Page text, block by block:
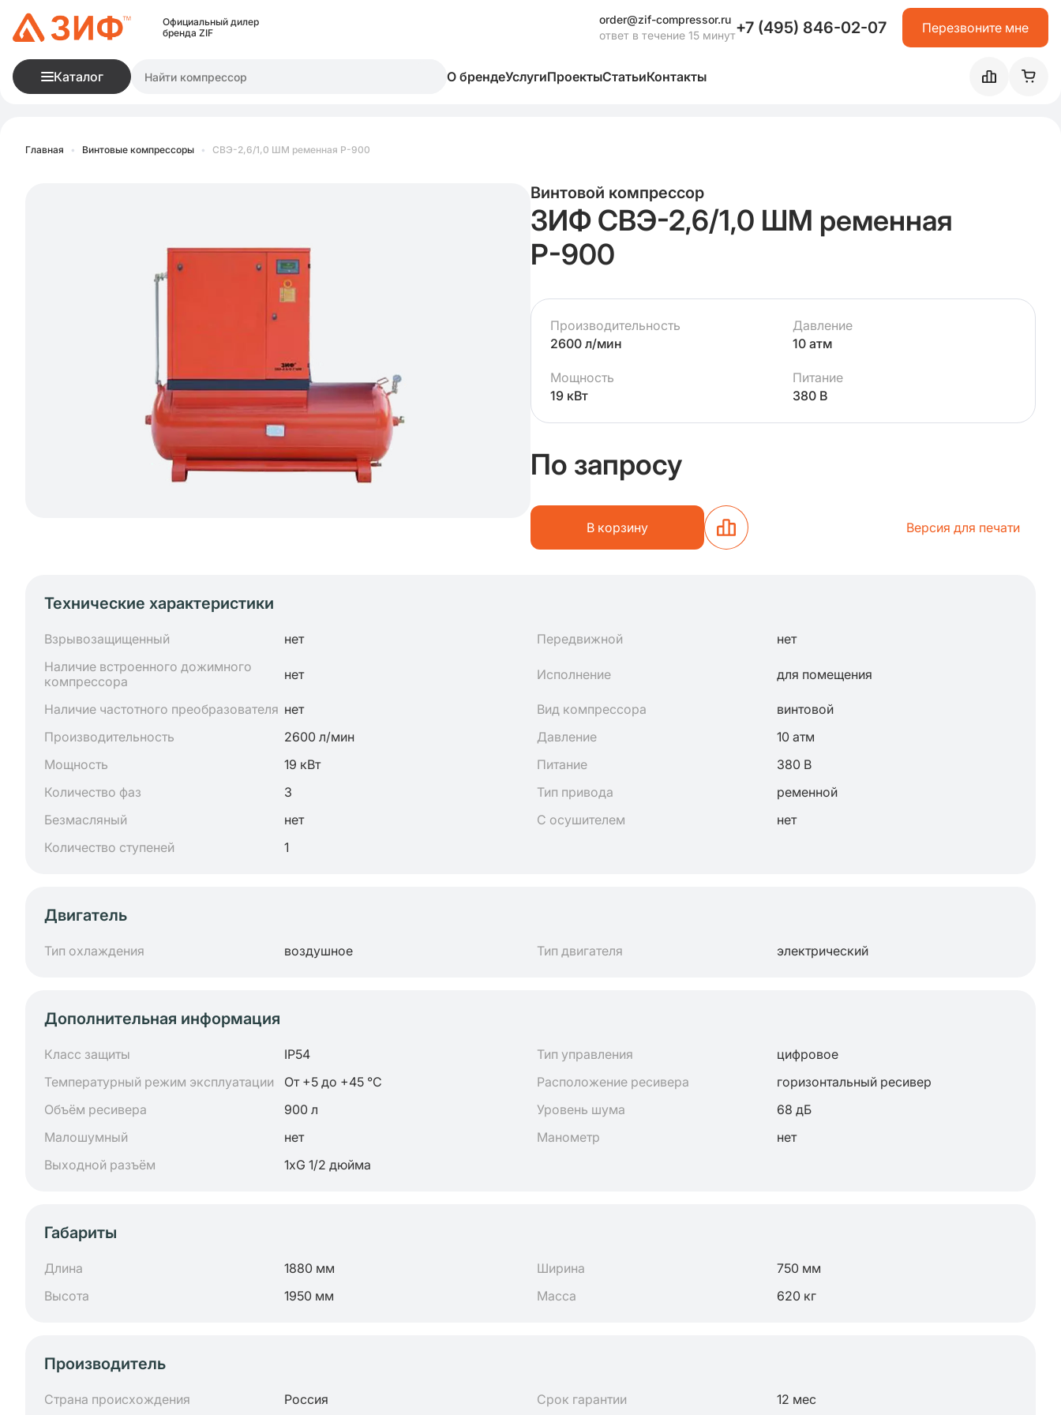
Официальный дилер
бренда ZIF
order@zif-compressor.ru
ответ в течение 15 минут+7 (495) 846-02-07 Перезвоните мне
Каталог О брендеУслугиПроектыСтатьиКонтакты
Главная • Винтовые компрессоры • СВЭ-2,6/1,0 ШМ ременная Р-900
Винтовой компрессор
ЗИФ СВЭ-2,6/1,0 ШМ ременная
Р-900
Производительность
2600 л/мин
Давление
10 атм
Мощность
19 кВт
Питание
380 В
По запросу
В корзину Версия для печати
Технические характеристики
Взрывозащищенный нет Передвижной
нет
Наличие встроенного дожимного
компрессора
нет Исполнение для помещения
Наличие частотного преобразователя нет Вид компрессора
винтовой
Производительность
2600 л/мин Давление
10 атм
Мощность
19 кВт Питание
380 В
Количество фаз
3 Тип привода
ременной
Безмасляный
нет С осушителем
нет
Количество ступеней
1
Двигатель
Тип охлаждения воздушное Тип двигателя электрический
Дополнительная информация
Класс защиты IP54 Тип управления
цифровое
Температурный режим эксплуатации
От +5 до +45 °C Расположение ресивера
горизонтальный ресивер
Объём ресивера
900 л Уровень шума
68 дБ
Малошумный
нет Манометр
нет
Выходной разъём
1хG 1/2 дюйма
Габариты
Длина 1880 мм Ширина
750 мм
Высота
1950 мм Масса 620 кг
Производитель
Страна происхождения Россия Срок гарантии 12 мес